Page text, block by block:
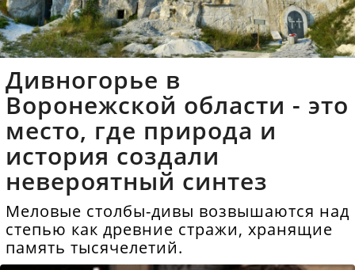
Дивногорье в
Воронежской области - это
место, где природа и
история создали
невероятный синтез
Меловые столбы-дивы возвышаются над
степью как древние стражи, хранящие
память тысячелетий.